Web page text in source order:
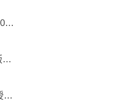
原创原创《半熟恋人》消费曝光！罗拉送1290元袖扣，​能能​约会餐厅人均1599 世界关注
全球热资讯！超然进阶 比亚迪宋PLUS冠军版正式上市 售价15.98万元-20.98万元
清华北大培养出来绝大部分都是无良专家教授汉奸|今日聚焦